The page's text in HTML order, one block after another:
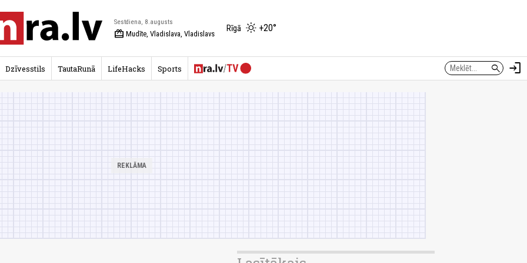
Sestdiena, 8.augusts
redeem Mudīte, Vladislava, Vladislavs
Rīgā +20°
search login
Dzīvesstils TautaRunā LifeHacks Sports